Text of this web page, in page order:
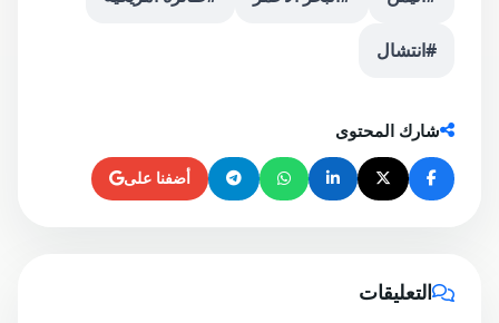
#انتشال
شارك المحتوى
أضفنا على
التعليقات